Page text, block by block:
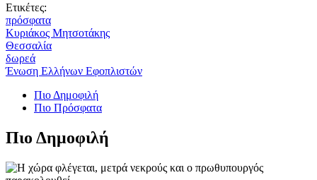
Ετικέτες:
πρόσφατα
Κυριάκος Μητσοτάκης
Θεσσαλία
δωρεά
Ένωση Ελλήνων Εφοπλιστών
Πιο Δημοφιλή
Πιο Πρόσφατα
Πιο Δημοφιλή